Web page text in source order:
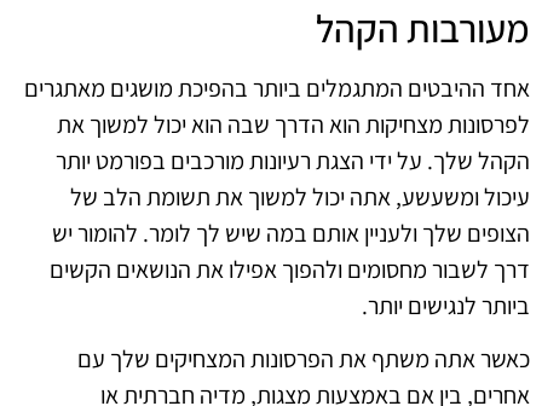
מעורבות הקהל
אחד ההיבטים המתגמלים ביותר בהפיכת מושגים מאתגרים
לפרסונות מצחיקות הוא הדרך שבה הוא יכול למשוך את
הקהל שלך. על ידי הצגת רעיונות מורכבים בפורמט יותר
עיכול ומשעשע, אתה יכול למשוך את תשומת הלב של
הצופים שלך ולעניין אותם במה שיש לך לומר. להומור יש
דרך לשבור מחסומים ולהפוך אפילו את הנושאים הקשים
ביותר לנגישים יותר.
כאשר אתה משתף את הפרסונות המצחיקים שלך עם
אחרים, בין אם באמצעות מצגות, מדיה חברתית או